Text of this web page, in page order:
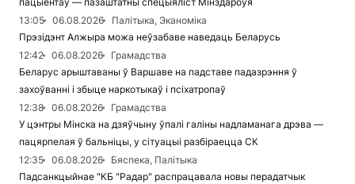
13:05
06.08.2026
Палітыка, Эканоміка
Прэзідэнт Алжыра можа неўзабаве наведаць Беларусь
12:42
06.08.2026
Грамадства
Беларус арыштаваны ў Варшаве на падставе падазрэння ў
захоўванні і збыце наркотыкаў і псіхатропаў
12:38
06.08.2026
Грамадства
У цэнтры Мінска на дзяўчыну ўпалі галіны надламанага дрэва —
пацярпелая ў бальніцы, у сітуацыі разбіраецца СК
12:35
06.08.2026
Бяспека, Палітыка
Падсанкцыйнае "КБ "Радар" распрацавала новы перадатчык